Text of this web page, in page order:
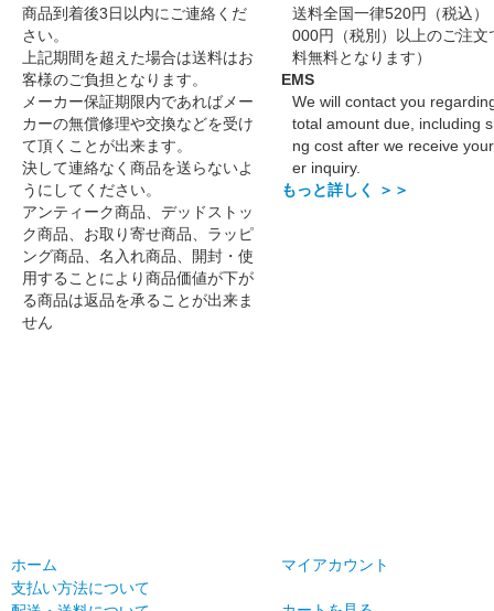
商品到着後3日以内にご連絡くだ
さい。
上記期間を超えた場合は送料はお
客様のご負担となります。
メーカー保証期限内であればメー
カーの無償修理や交換などを受け
て頂くことが出来ます。
決して連絡なく商品を送らないよ
うにしてください。
アンティーク商品、デッドストッ
ク商品、お取り寄せ商品、ラッピ
ング商品、名入れ商品、開封・使
用することにより商品価値が下が
る商品は返品を承ることが出来ま
せん
送料全国一律520円（税込
000円（税別）以上のご注文
料無料となります）
EMS
We will contact you
total amount due, including
ng cost after we receive
er inquiry.
もっと詳しく ＞＞
ホーム
支払い方法について
マイアカウント